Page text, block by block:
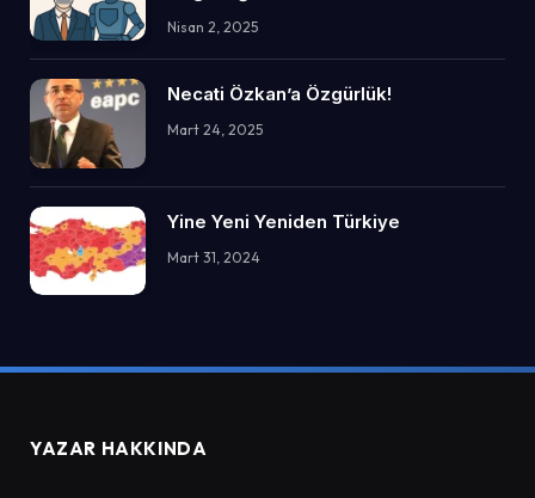
Nisan 2, 2025
Necati Özkan’a Özgürlük!
Mart 24, 2025
Yine Yeni Yeniden Türkiye
Mart 31, 2024
YAZAR HAKKINDA